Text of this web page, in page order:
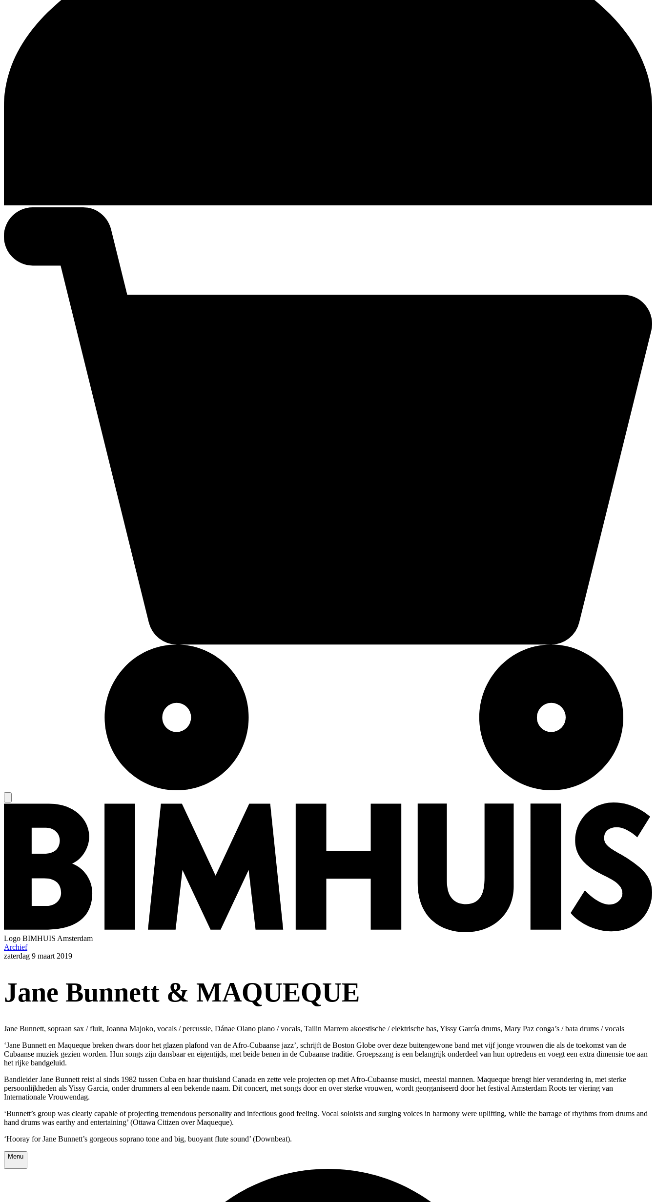
Logo BIMHUIS Amsterdam
Archief
zaterdag 9 maart 2019
Jane Bunnett & MAQUEQUE
Jane Bunnett, sopraan sax / fluit, Joanna Majoko, vocals / percussie, Dánae Olano piano / vocals, Tailin Marrero akoestische / elektrische bas, Yissy García drums, Mary Paz conga’s / bata drums / vocals
‘Jane Bunnett en Maqueque breken dwars door het glazen plafond van de Afro-Cubaanse jazz’, schrijft de Boston Globe over deze buitengewone band met vijf jonge vrouwen die als de toekomst van de
Cubaanse muziek gezien worden. Hun songs zijn dansbaar en eigentijds, met beide benen in de Cubaanse traditie. Groepszang is een belangrijk onderdeel van hun optredens en voegt een extra dimensie toe aan
het rijke bandgeluid.
Bandleider Jane Bunnett reist al sinds 1982 tussen Cuba en haar thuisland Canada en zette vele projecten op met Afro-Cubaanse musici, meestal mannen. Maqueque brengt hier verandering in, met sterke
persoonlijkheden als Yissy Garcia, onder drummers al een bekende naam. Dit concert, met songs door en over sterke vrouwen, wordt georganiseerd door het festival Amsterdam Roots ter viering van
Internationale Vrouwendag.
‘Bunnett’s group was clearly capable of projecting tremendous personality and infectious good feeling. Vocal soloists and surging voices in harmony were uplifting, while the barrage of rhythms from drums and
hand drums was earthy and entertaining’ (Ottawa Citizen over Maqueque).
‘Hooray for Jane Bunnett’s gorgeous soprano tone and big, buoyant flute sound’ (Downbeat).
Menu